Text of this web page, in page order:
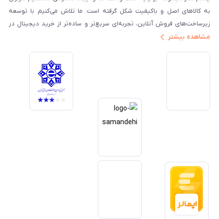
به کالاهای اصل و باکیفیت شکل گرفته است. ما تلاش می‌کنیم با توسعه
زیرساخت‌های فروش آنلاین، تجربه‌ای سریع‌تر و ساده‌تر از خرید دیجیتال در
ایران ارائه دهیم. تبدیل‌شدن به مرجعی قابل اعتماد برای خرید کالای دیجیتال،
خدمات و به‌روزرسانی مداوم محصولات، مسیر ما را روشن‌تر می‌کند. ما باور
داریم آینده بازار دیجیتال متعلق به کسب‌وکارهایی است که صداقت و شفافیت
را در اولویت قرار می‌دهند. گوشی آنلاین با تکیه بر تجربه و تخصص، با قدرت به
سمت تحقق این چشم‌انداز حرکت می‌کند.
مشاهده بیشتر